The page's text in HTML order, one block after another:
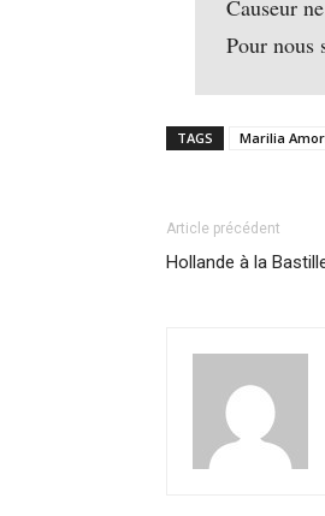
Causeur
Pour nous
TAGS Marilia
Article précédent
Hollande à la